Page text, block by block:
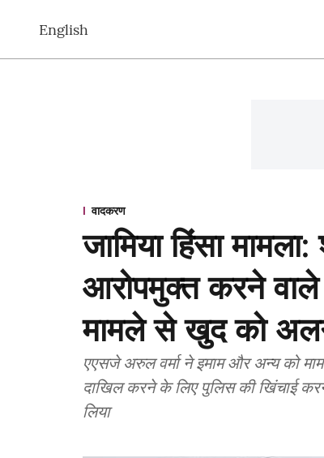
English
वादकरण
जामिया हिंसा
आरोपमुक्त करने
मामले से खुद को
एएसजे अरुल वर्मा ने इमाम और अन्य को
दाखिल करने के लिए पुलिस की खिंचाई
लिया